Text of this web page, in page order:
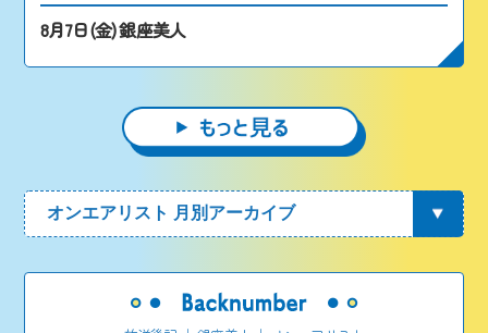
8月7日(金) 銀座美人